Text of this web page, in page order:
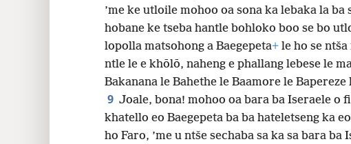
’me ke utloile mohoo oa sona ka lebaka la ba
hobane ke tseba hantle bohloko boo se bo
lopolla matsohong a Baegepeta+ le ho se ntša
ntle le e khōlō, naheng e phallang lebese le
Bakanana le Bahethe le Baamore le Bapereze
9 Joale, bona! mohoo oa bara ba Iseraele o
khatello eo Baegepeta ba ba hateletseng ka
ho Faro, ’me u ntše sechaba sa ka sa bara ba